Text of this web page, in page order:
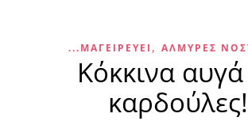
...ΜΑΓΕΙΡΕΎΕΙ , ΑΛΜΥΡΈΣ
Κόκκινα
καρδούλες!